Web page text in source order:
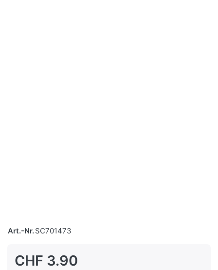
Art.-Nr.SC701473
CHF 3.90